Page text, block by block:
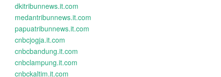
dkitribunnews.it.com
medantribunnews.it.com
papuatribunnews.it.com
cnbcjogja.it.com
cnbcbandung.it.com
cnbclampung.it.com
cnbckaltim.it.com